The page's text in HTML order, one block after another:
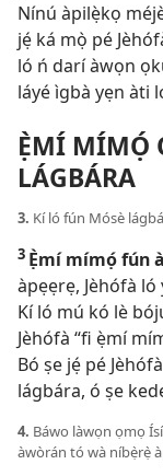
Nínú àpilẹ̀kọ
jẹ́ ká mọ̀ pé
ló ń darí àwọn
láyé ìgbà yẹn àti
Ẹ̀MÍ MÍMỌ́
LÁGBÁRA
3. Kí ló fún Mósè
3 Ẹ̀mí mímọ́ fún
àpẹẹrẹ, Jèhófà
Kí ló mú kó lè
Jèhófà “fi ẹ̀mí
Bó ṣe jẹ́ pé
lágbára, ó ṣe
4. Báwo làwọn ọmọ
àwòrán tó wà níbẹ̀rẹ̀